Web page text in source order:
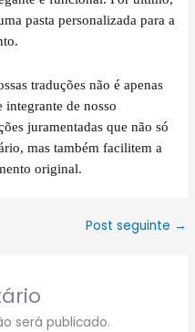
pasta personalizada para a
traduções não é apenas
de nosso
juramentadas que não só
mas também facilitem a
original.
Post seguinte →
será publicado.